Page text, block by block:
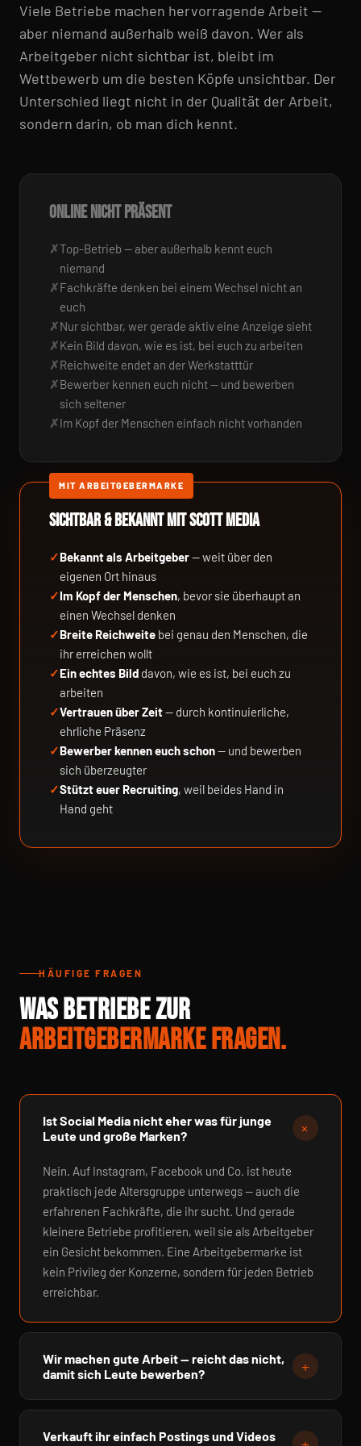
Viele Betriebe machen hervorragende Arbeit —
aber niemand außerhalb weiß davon. Wer als
Arbeitgeber nicht sichtbar ist, bleibt im
Wettbewerb um die besten Köpfe unsichtbar. Der
Unterschied liegt nicht in der Qualität der Arbeit,
sondern darin, ob man dich kennt.
ONLINE NICHT PRÄSENT
Top-Betrieb — aber außerhalb kennt euch
niemand
Fachkräfte denken bei einem Wechsel nicht an
euch
Nur sichtbar, wer gerade aktiv eine Anzeige sieht
Kein Bild davon, wie es ist, bei euch zu arbeiten
Reichweite endet an der Werkstatttür
Bewerber kennen euch nicht — und bewerben
sich seltener
Im Kopf der Menschen einfach nicht vorhanden
MIT ARBEITGEBERMARKE
SICHTBAR & BEKANNT MIT SCOTT MEDIA
Bekannt als Arbeitgeber— weit über den
eigenen Ort hinaus
Im Kopf der Menschen, bevor sie überhaupt an
einen Wechsel denken
Breite Reichweite bei genau den Menschen, die
ihr erreichen wollt
Ein echtes Bild davon, wie es ist, bei euch zu
arbeiten
Vertrauen über Zeit— durch kontinuierliche,
ehrliche Präsenz
Bewerber kennen euch schon— und bewerben
sich überzeugter
Stützt euer Recruiting, weil beides Hand in
Hand geht
HÄUFIGE FRAGEN
WAS BETRIEBE ZUR
ARBEITGEBERMARKE FRAGEN.
Ist Social Media nicht eher was für junge
Leute und große Marken?
+
Nein. Auf Instagram, Facebook und Co. ist heute
praktisch jede Altersgruppe unterwegs — auch die
erfahrenen Fachkräfte, die ihr sucht. Und gerade
kleinere Betriebe profitieren, weil sie als Arbeitgeber
ein Gesicht bekommen. Eine Arbeitgebermarke ist
kein Privileg der Konzerne, sondern für jeden Betrieb
erreichbar.
Wir machen gute Arbeit — reicht das nicht,
damit sich Leute bewerben?
+
Gute Arbeit ist die Grundlage, aber sie nützt nichts,
wenn sie niemand sieht. Wer außerhalb des eigenen
Verkauft ihr einfach Postings und Videos